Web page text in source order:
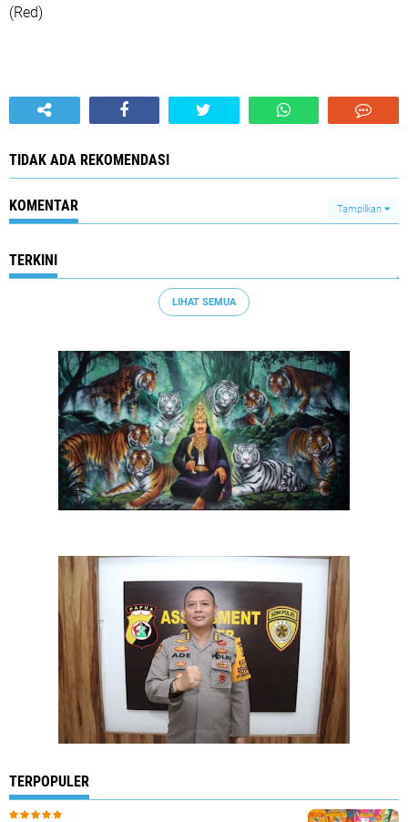
(Red)
TIDAK ADA REKOMENDASI
KOMENTAR Tampilkan
TERKINI
LIHAT SEMUA
TERPOPULER